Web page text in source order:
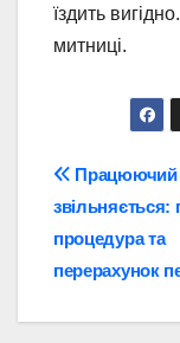
їздить
митниці.
Працюючий
звільняється:
процедура та
перерахунок